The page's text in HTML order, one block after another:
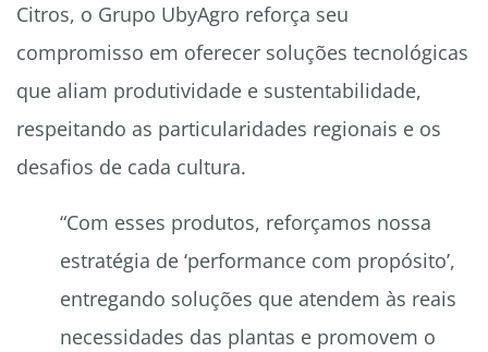
Citros, o Grupo UbyAgro reforça seu
compromisso em oferecer soluções tecnológicas
que aliam produtividade e sustentabilidade,
respeitando as particularidades regionais e os
desafios de cada cultura.
“Com esses produtos, reforçamos nossa
estratégia de ‘performance com propósito’,
entregando soluções que atendem às reais
necessidades das plantas e promovem o